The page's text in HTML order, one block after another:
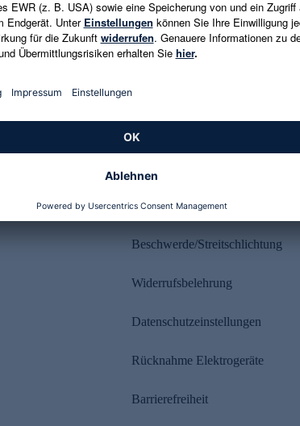
Es gelten die Datenschutzrichtlinien
Rechtliches
Beschwerde/Streitschlichtung
Widerrufsbelehrung
Datenschutzeinstellungen
Rücknahme Elektrogeräte
Barrierefreiheit